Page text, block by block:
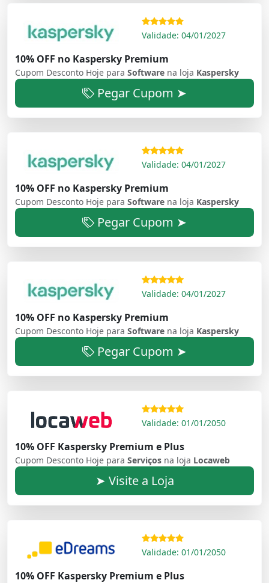
Validade: 04/01/2027
10% OFF no Kaspersky Premium
Cupom Desconto Hoje para Software na loja Kaspersky
Pegar Cupom ➤
Validade: 04/01/2027
10% OFF no Kaspersky Premium
Cupom Desconto Hoje para Software na loja Kaspersky
Pegar Cupom ➤
Validade: 04/01/2027
10% OFF no Kaspersky Premium
Cupom Desconto Hoje para Software na loja Kaspersky
Pegar Cupom ➤
Validade: 01/01/2050
10% OFF Kaspersky Premium e Plus
Cupom Desconto Hoje para Serviços na loja Locaweb
➤ Visite a Loja
Validade: 01/01/2050
10% OFF Kaspersky Premium e Plus